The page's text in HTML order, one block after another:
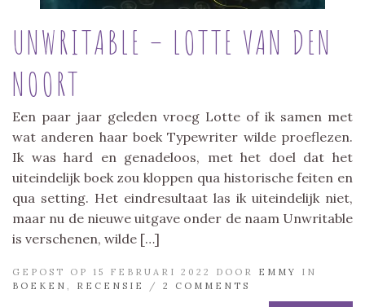
UNWRITABLE – LOTTE VAN DEN
NOORT
Een paar jaar geleden vroeg Lotte of ik samen met
wat anderen haar boek Typewriter wilde proeflezen.
Ik was hard en genadeloos, met het doel dat het
uiteindelijk boek zou kloppen qua historische feiten en
qua setting. Het eindresultaat las ik uiteindelijk niet,
maar nu de nieuwe uitgave onder de naam Unwritable
is verschenen, wilde […]
GEPOST OP 15 FEBRUARI 2022 DOOR EMMY
IN
BOEKEN
RECENSIE / 2 COMMENTS